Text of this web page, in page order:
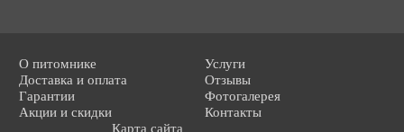
О питомнике
Услуги
Доставка и оплата
Отзывы
Гарантии
Фотогалерея
Акции и скидки
Контакты
Карта сайта